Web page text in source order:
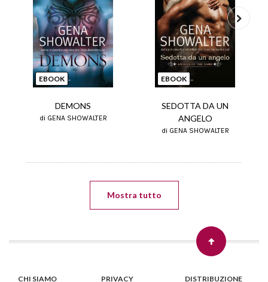
EBOOK
DEMONS
di GENA SHOWALTER
EBOOK
SEDOTTA DA UN
ANGELO
di GENA SHOWALTER
Next
Mostra tutto
CHI SIAMO PRIVACY DISTRIBUZIONE